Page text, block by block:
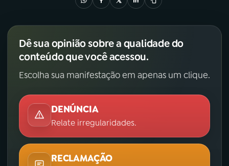
Dê sua opinião sobre a qualidade do
conteúdo que você acessou.
Escolha sua manifestação em apenas um clique.
DENÚNCIA
Relate irregularidades.
RECLAMAÇÃO